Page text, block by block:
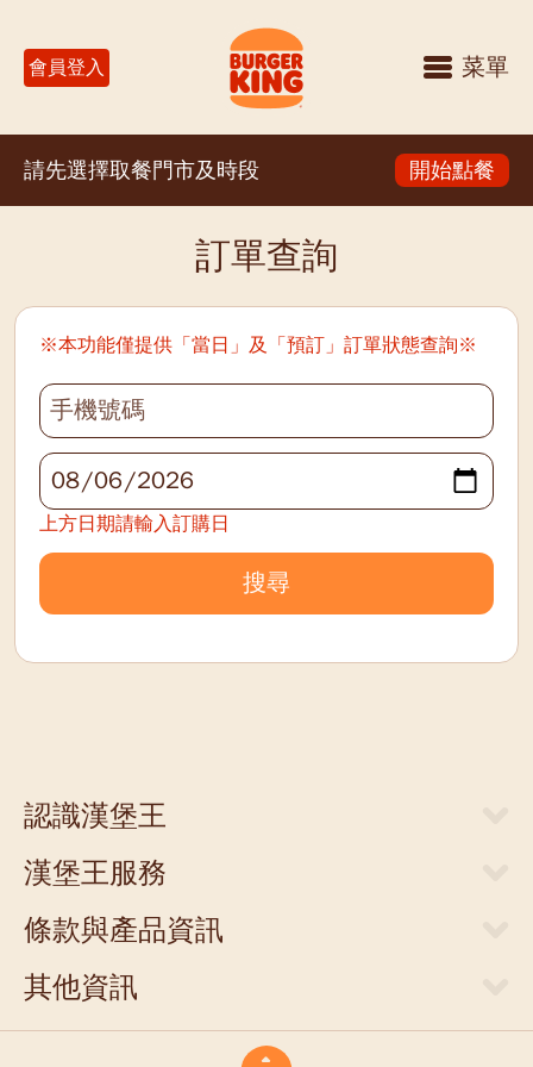
會員登入 菜單
請先選擇取餐門市及時段 開始點餐
訂單查詢
※本功能僅提供「當日」及「預訂」訂單狀態查詢※
上方日期請輸入訂購日
搜尋
認識漢堡王
關於漢堡王
新聞中心
人才招募
聯絡我們
商業合作
漢堡王服務
當期優惠券
外送服務
門市清單
條款與產品資訊
網站隱私權聲明
食物營養成分參考表
食品營養安全
其他資訊
豪點王服務調整說明